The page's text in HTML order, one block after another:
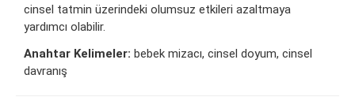
cinsel tatmin üzerindeki olumsuz etkileri azaltmaya
yardımcı olabilir.
Anahtar Kelimeler: bebek mizacı, cinsel doyum, cinsel
davranış